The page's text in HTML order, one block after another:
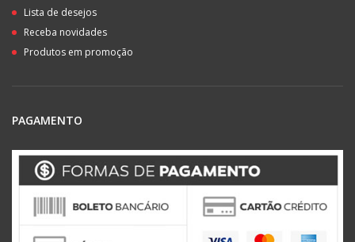
Lista de desejos
Receba novidades
Produtos em promoção
PAGAMENTO